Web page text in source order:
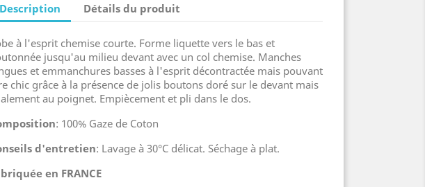
Description Détails du produit
à l'esprit chemise courte. Forme liquette vers le bas et
jusqu'au milieu devant avec un col chemise. Manches
et emmanchures basses à l'esprit décontractée mais pouvant
chic grâce à la présence de jolis boutons doré sur le devant mais
au poignet. Empiècement et pli dans le dos.
: 100% Gaze de Coton
d'entretien: Lavage à 30°C délicat. Séchage à plat.
en FRANCE